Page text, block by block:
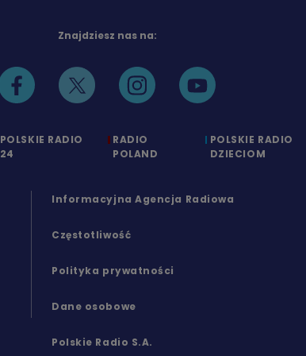
Znajdziesz nas na:
POLSKIE RADIO
24
RADIO
POLAND
POLSKIE RADIO
DZIECIOM
Informacyjna Agencja Radiowa
Częstotliwość
Polityka prywatności
Dane osobowe
Polskie Radio S.A.